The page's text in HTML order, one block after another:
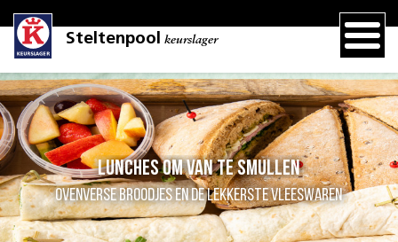
Steltenpool keurslager
Lunches om van te smullen
Ovenverse broodjes en de lekkerste vleeswaren